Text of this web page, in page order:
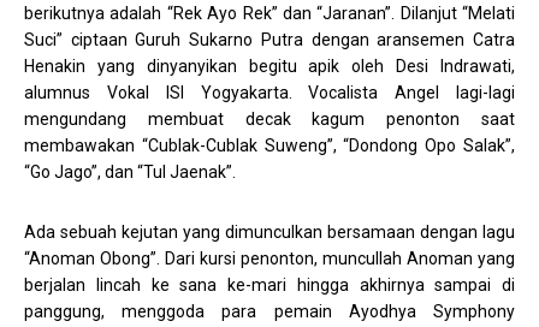
berikutnya adalah “Rek Ayo Rek” dan “Jaranan”. Dilanjut “Melati
Suci” ciptaan Guruh Sukarno Putra dengan aransemen Catra
Henakin yang dinyanyikan begitu apik oleh Desi Indrawati,
alumnus Vokal ISI Yogyakarta. Vocalista Angel lagi-lagi
mengundang membuat decak kagum penonton saat
membawakan “Cublak-Cublak Suweng”, “Dondong Opo Salak”,
“Go Jago”, dan “Tul Jaenak”.
Ada sebuah kejutan yang dimunculkan bersamaan dengan lagu
“Anoman Obong”. Dari kursi penonton, muncullah Anoman yang
berjalan lincah ke sana ke-mari hingga akhirnya sampai di
panggung, menggoda para pemain Ayodhya Symphony